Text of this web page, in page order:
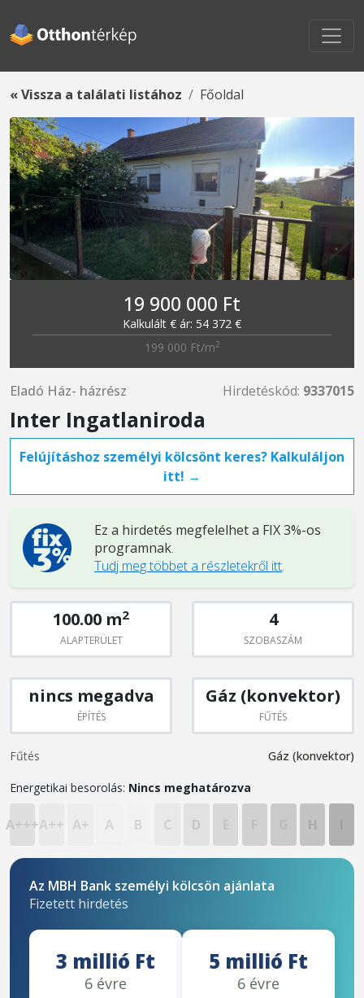
« Vissza a találati listához Főoldal
19 900 000 Ft
Kalkulált € ár: 54 372 €
199 000 Ft/m2
Eladó Ház- házrész Hirdetéskód: 9337015
Inter Ingatlaniroda
Felújításhoz személyi kölcsönt keres? Kalkuláljon
itt! →
Ez a hirdetés megfelelhet a FIX 3%-os
programnak.
Tudj meg többet a részletekről itt.
100.00 m2
ALAPTERÜLET
4
SZOBASZÁM
nincs megadva
ÉPÍTÉS
Gáz (konvektor)
FŰTÉS
Fűtés Gáz (konvektor)
Energetikai besorolás: Nincs meghatározva
A+++A++ A+ A B C D
Az MBH Bank személyi kölcsön ajánlata
Fizetett hirdetés
3 millió Ft
6 évre
5 millió Ft
6 évre